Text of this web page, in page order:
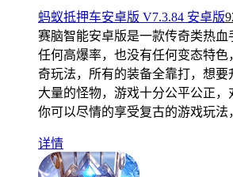
蚂蚁抵押车安卓版 V7.3.84 安卓版
赛脑智能安卓版是一款传奇类热血
任何高爆率，也没有任何变态特色
奇玩法，所有的装备全靠打，想要
大量的怪物，游戏十分公平公正，
你可以尽情的享受复古的游戏玩法
详情